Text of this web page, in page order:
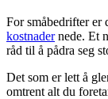
For småbedrifter er
kostnadernede. Et
råd til å pådra seg
Det som er lett å
omtrent alt du